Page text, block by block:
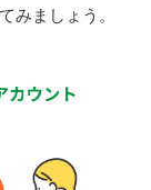
みましょう。